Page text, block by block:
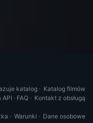
katalog · Katalog filmów
API · FAQ · Kontakt z obsługą
· Warunki · Dane osobowe